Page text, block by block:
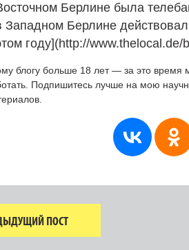
Берлине была
Западном Берлине
году](http://www.thelocal.de/
блогу больше 18 лет — за это время
Подпишитесь лучше на мою
ПОСТ